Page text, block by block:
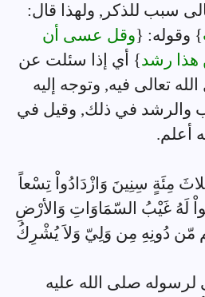
سبب للذكر, ولهذا قال:
} وقوله: {وقل عسى أن
هذا رشد} أي إذا سئلت عن
تعالى فيه, وتوجه إليه
والرشد في ذلك, وقيل في
أعلم.
مِئَةٍ سِنِينَ وَازْدَادُواْ تِسْعاً
لَهُ غَيْبُ السّمَاوَاتِ وَالأرْضِ
مّن دُونِهِ مِن وَلِيّ وَلاَ يُشْرِكُ
لرسوله صلى الله عليه